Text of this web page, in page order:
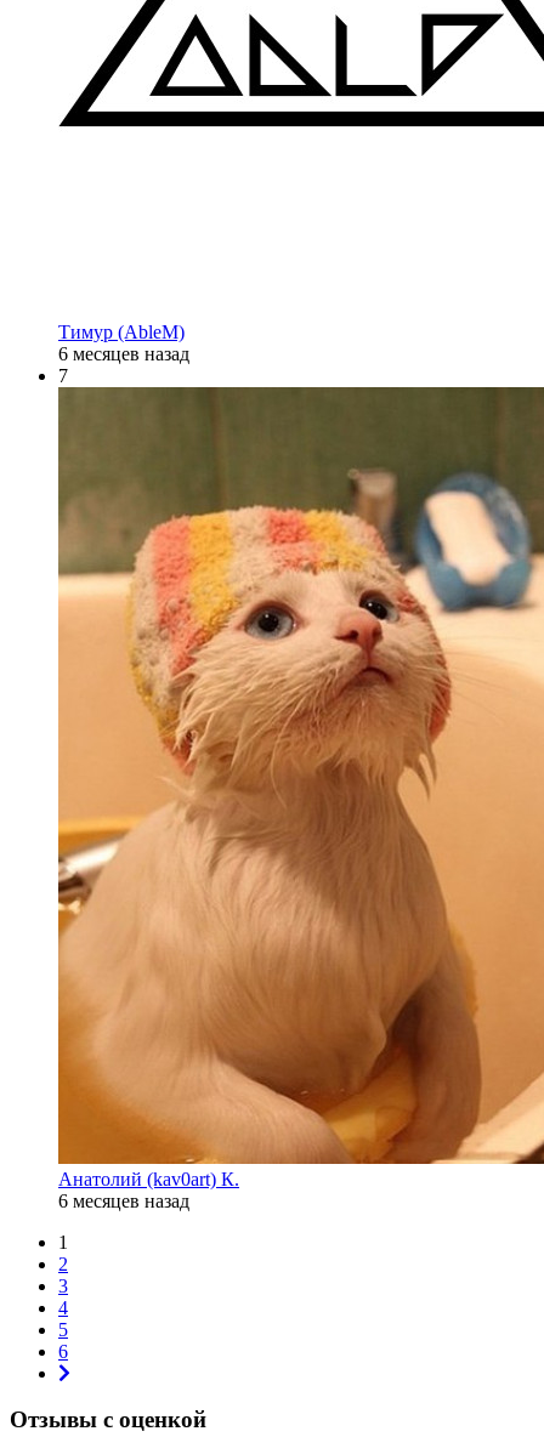
Тимур (AbleM)
6 месяцев назад
7
Анатолий (kav0art) К.
6 месяцев назад
1
2
3
4
5
6
Отзывы с оценкой